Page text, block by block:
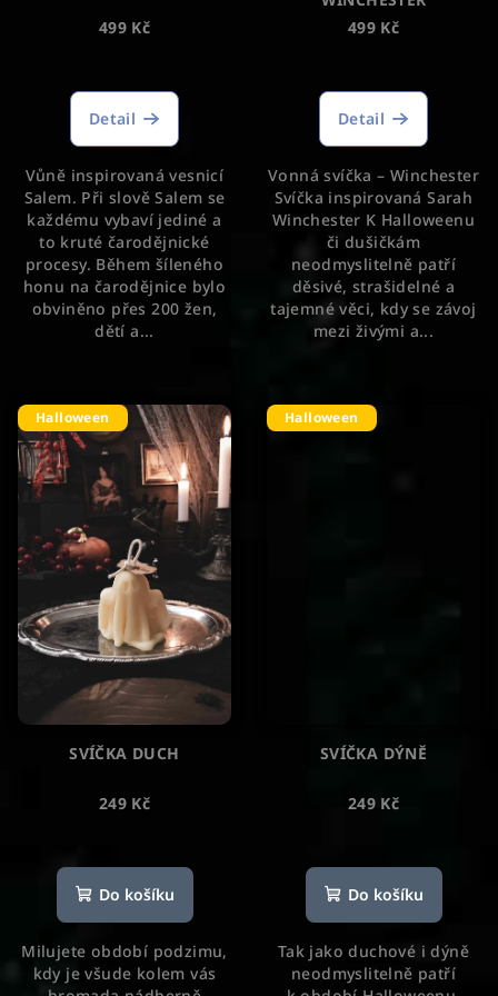
499 Kč
hodnocení
produktu
z
5
hvězdiček.
Detail
Vůně inspirovaná vesnicí
Salem. Při slově Salem se
každému vybaví jediné a
to kruté čarodějnické
procesy. Během šíleného
honu na čarodějnice bylo
obviněno přes 200 žen,
dětí a...
499 Kč
hodnocení
produktu
z
5
hvězdiček.
Detail
Vonná svíčka – Winchester
Svíčka inspirovaná Sarah
Winchester K Halloweenu
či dušičkám
neodmyslitelně patří
děsivé, strašidelné a
tajemné věci, kdy se závoj
mezi živými a...
Halloween
SVÍČKA DUCH
249 Kč
Do košíku
Milujete období podzimu,
kdy je všude kolem vás
Halloween
SVÍČKA DÝNĚ
249 Kč
Do košíku
Tak jako duchové i dýně
neodmyslitelně patří